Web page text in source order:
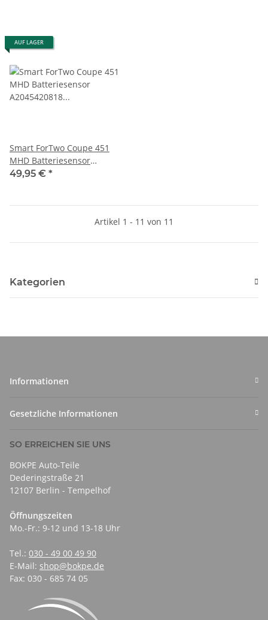
AUF LAGER
Smart ForTwo Coupe 451
MHD Batteriesensor
A2045420818 A2045421118
49,95 € *
Artikel 1 - 11 von 11
Kategorien
Informationen
Gesetzliche Informationen
SO ERREICHEN SIE UNS
BOKPE Auto-Teile
Dederingstraße 21
12107 Berlin - Tempelhof
Öffnungszeiten
Mo.-Fr.: 9-12 und 13-18 Uhr
Tel.: 030 - 49 00 49 90
E-Mail: shop@bokpe.de
Fax: 030 - 685 74 05